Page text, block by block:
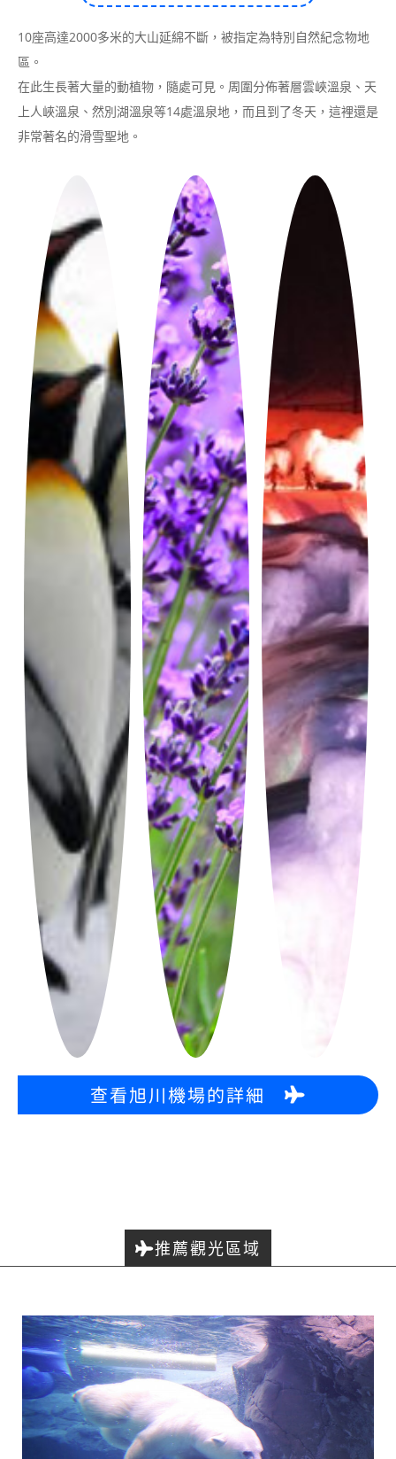
10座高達2000多米的大山延綿不斷，被指定為特別自然紀念物地
區。
在此生長著大量的動植物，隨處可見。周圍分佈著層雲峽溫泉、天
上人峽溫泉、然別湖溫泉等14處溫泉地，而且到了冬天，這裡還是
非常著名的滑雪聖地。
查看旭川機場的詳細
推薦觀光區域